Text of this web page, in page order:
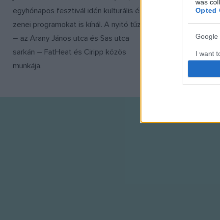
was
Opted
Google
I want
I want
I want
web
I want
egyhónapos fesztivál idén kulturális és
zenei programokat is kínál. A nyitó tűzfal
– az Arany János utca és Sas utca
sarkán – FatHeat és Ciripp közös
munkája.